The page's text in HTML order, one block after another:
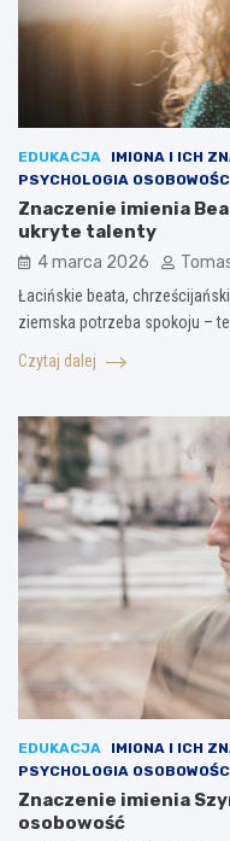
EDUKACJA IMIONA I ICH
PSYCHOLOGIA
Znaczenie imienia
ukryte talenty
4 marca 2026
Łacińskie beata,
ziemska potrzeba spokoju –
Czytaj dalej
EDUKACJA IMIONA I ICH
PSYCHOLOGIA
Znaczenie imienia
osobowość